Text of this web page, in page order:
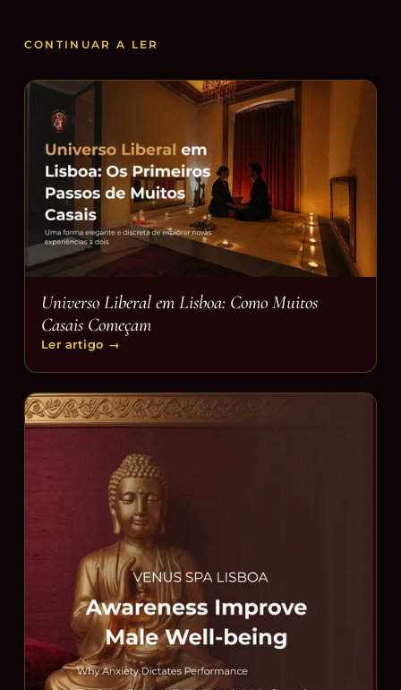
CONTINUAR A LER
Universo Liberal em Lisboa: Como Muitos
Casais Começam
Ler artigo →